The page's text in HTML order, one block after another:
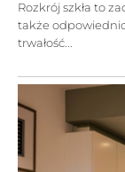
Rozkrój szkła to
także
trwałość...